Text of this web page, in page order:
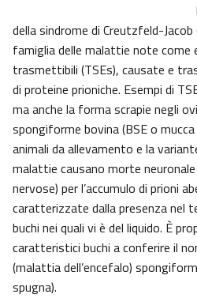
della sindrome di Creutzfeld-Jacob
famiglia delle malattie note
trasmettibili (TSEs), causate e
di proteine prioniche. Esempi di
ma anche la forma scrapie negli
spongiforme bovina (BSE o
animali da allevamento e la
malattie causano morte
nervose) per l’accumulo di prioni
caratterizzate dalla presenza nel
buchi nei quali vi è del liquido. È
caratteristici buchi a conferire il
(malattia dell’encefalo)
spugna).